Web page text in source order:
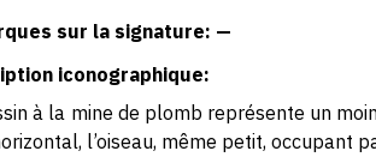
sur la signature: —
iconographique:
à la mine de plomb représente un
l’oiseau, même petit, occupant